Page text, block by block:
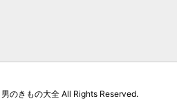
男のきもの大全All Rights Reserved.